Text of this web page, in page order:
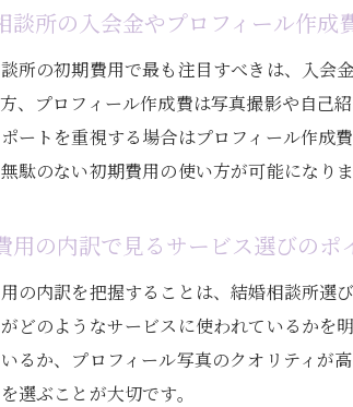
談所の入会金やプロフィール作成
所の初期費用で最も注目すべきは、入会
、プロフィール作成費は写真撮影や自己
ートを重視する場合はプロフィール作成
駄のない初期費用の使い方が可能になりま
用の内訳で見るサービス選びのポ
の内訳を把握することは、結婚相談所選
どのようなサービスに使われているかを
るか、プロフィール写真のクオリティが
選ぶことが大切です。